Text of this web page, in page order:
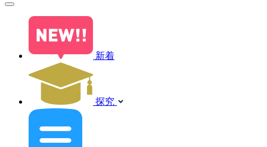
新着
探究